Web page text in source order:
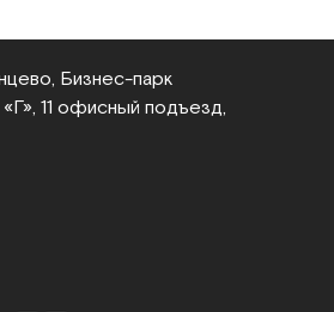
Бизнес‑парк
11 офисный подъезд,